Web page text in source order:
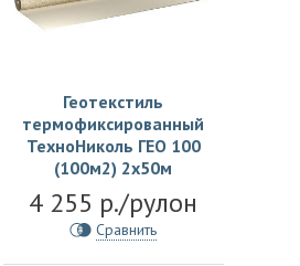
Геотекстиль
термофиксированный
ТехноНиколь ГЕО 100
(100м2) 2х50м
4 255 р./рулон
Сравнить